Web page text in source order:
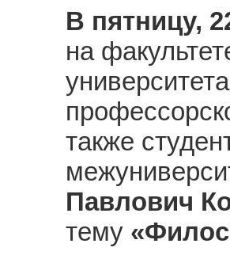
В пятницу,
на
также
Павлович
тему «